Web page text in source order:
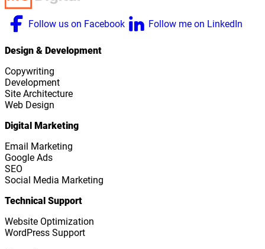
Follow us on Facebook Follow me on LinkedIn
Design & Development
Copywriting
Development
Site Architecture
Web Design
Digital Marketing
Email Marketing
Google Ads
SEO
Social Media Marketing
Technical Support
Website Optimization
WordPress Support